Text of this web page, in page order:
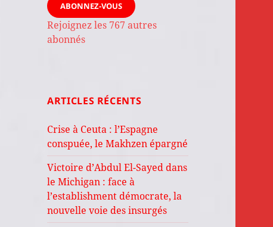
ABONNEZ-VOUS
Rejoignez les 767 autres
abonnés
ARTICLES RÉCENTS
Crise à Ceuta : l’Espagne
conspuée, le Makhzen épargné
Victoire d’Abdul El-Sayed dans
le Michigan : face à
l’establishment démocrate, la
nouvelle voie des insurgés